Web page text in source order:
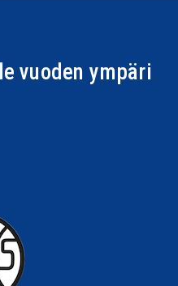
vuoden ympäri